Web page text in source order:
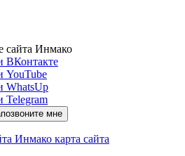
позвоните мне
карта сайта